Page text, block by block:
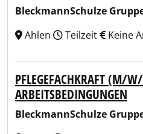
BleckmannSchulze
Ahlen
Teilzeit Keine
PFLEGEFACHKRAFT (M/
ARBEITSBEDINGUNGEN
BleckmannSchulze